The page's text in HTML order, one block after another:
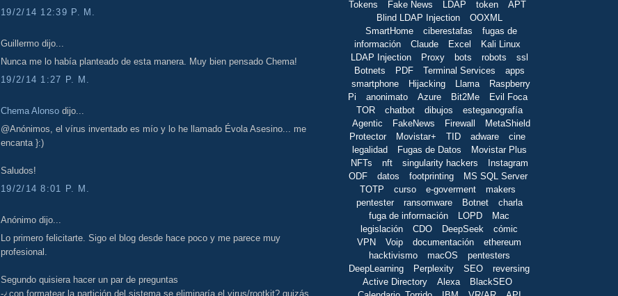
19/2/14 12:39 P. M.
Guillermo dijo...
Nunca me lo había planteado de esta manera. Muy bien pensado Chema!
19/2/14 1:27 P. M.
Chema Alonso dijo...
@Anónimos, el vírus inventado es mío y lo he llamado Évola Asesino... me
encanta }:)
Saludos!
19/2/14 8:01 P. M.
Anónimo dijo...
Lo primero felicitarte. Sigo el blog desde hace poco y me parece muy
profesional.
Segundo quisiera hacer un par de preguntas
-¿con formatear la partición del sistema se eliminaría el virus/rootkit? quizás
Tokens
Fake News LDAP token
APT
Blind LDAP Injection
OOXML
SmartHome
ciberestafas
fugas de
información
Claude Excel
Kali Linux
LDAP Injection
Proxy bots robots
ssl
Botnets
PDF Terminal Services
apps
smartphone
Hijacking Llama
Raspberry
Pi
anonimato Azure Bit2Me
Evil Foca
TOR
chatbot dibujos
esteganografía
Agentic
FakeNews Firewall
MetaShield
Protector
Movistar+ TID adware
cine
legalidad
Fugas de Datos
Movistar Plus
NFTs
nft singularity hackers
Instagram
ODF
datos footprinting
MS SQL Server
TOTP
curso e-goverment
makers
pentester
ransomware Botnet
charla
fuga de información
LOPD
Mac
legislación
CDO DeepSeek
cómic
VPN
Voip documentación
ethereum
hacktivismo
macOS
pentesters
DeepLearning
Perplexity SEO
reversing
Active Directory
Alexa
BlackSEO